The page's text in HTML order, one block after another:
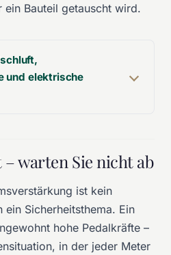
Bauteil getauscht wird.
und elektrische
warten Sie nicht ab
ist kein
Sicherheitsthema. Ein
hohe Pedalkräfte –
in der jeder Meter